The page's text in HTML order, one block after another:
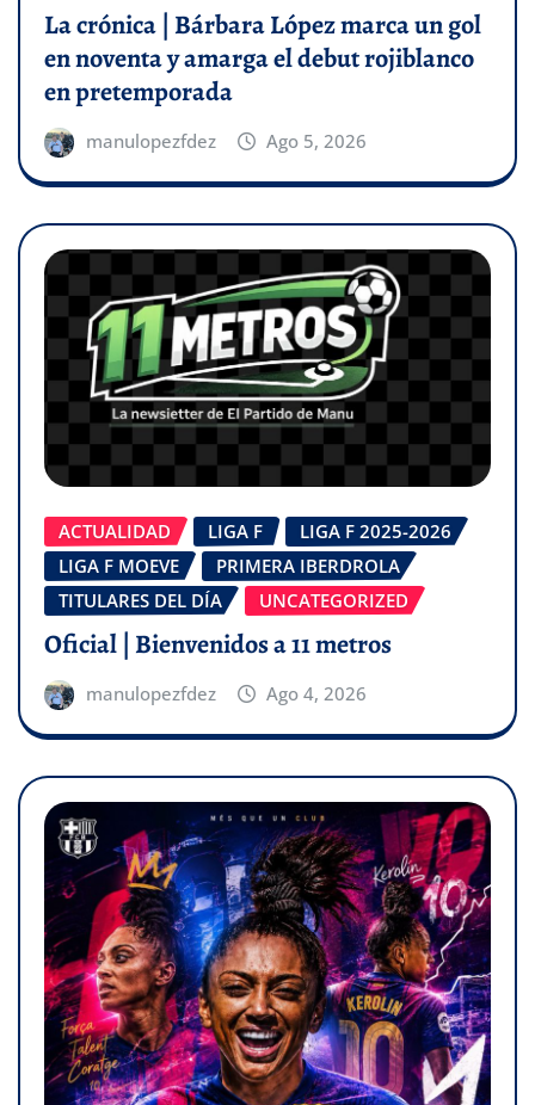
La crónica | Bárbara López marca un gol
en noventa y amarga el debut rojiblanco
en pretemporada
manulopezfdez Ago 5, 2026
ACTUALIDAD LIGA F
LIGA F 2025-2026
LIGA F MOEVE
PRIMERA IBERDROLA
TITULARES DEL DÍA
UNCATEGORIZED
Oficial | Bienvenidos a 11 metros
manulopezfdez Ago 4, 2026